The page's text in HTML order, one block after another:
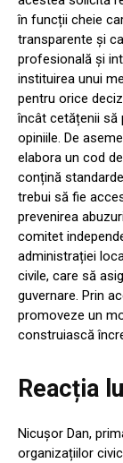
în funcții cheie
transparente și
profesională și
instituirea unui
pentru orice
încât cetățenii să
opiniile. De
elabora un cod
conțină
trebui să fie
prevenirea
comitet
administrației
civile, care să
guvernare. Prin
promoveze un
construiască
Reacția
Nicușor Dan,
organizațiilor